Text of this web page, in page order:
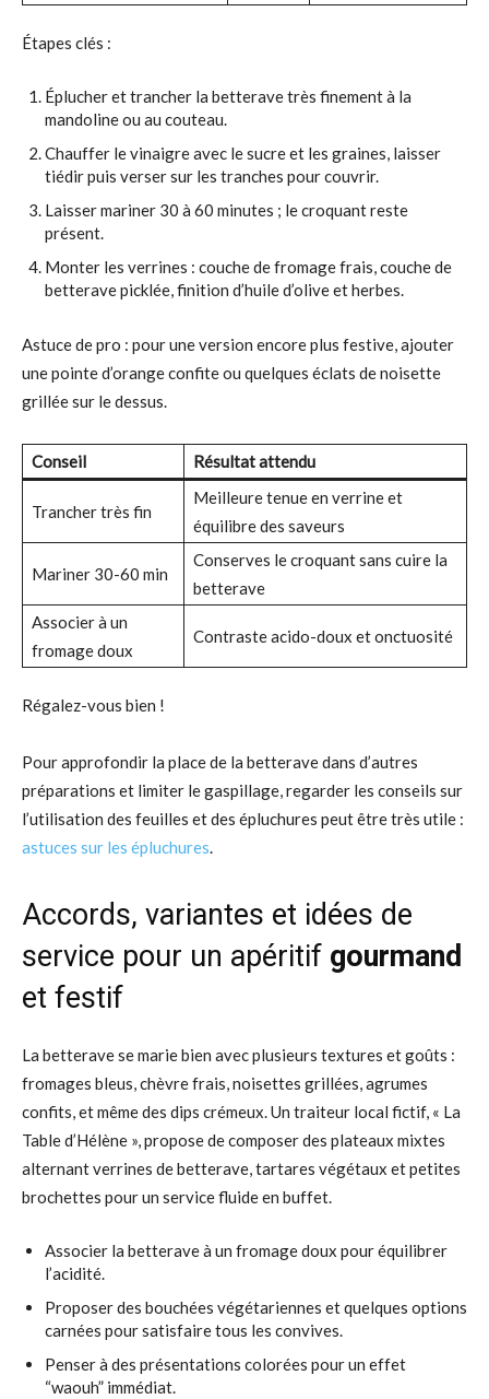
Étapes clés :
Éplucher et trancher la betterave très finement à la
mandoline ou au couteau.
Chauffer le vinaigre avec le sucre et les graines, laisser
tiédir puis verser sur les tranches pour couvrir.
Laisser mariner 30 à 60 minutes ; le croquant reste
présent.
Monter les verrines : couche de fromage frais, couche de
betterave picklée, finition d’huile d’olive et herbes.
Astuce de pro : pour une version encore plus festive, ajouter
une pointe d’orange confite ou quelques éclats de noisette
grillée sur le dessus.
Conseil Résultat attendu
Trancher très fin
Meilleure tenue en verrine et
équilibre des saveurs
Mariner 30-60 min
Conserves le croquant sans cuire la
betterave
Associer à un
fromage doux
Contraste acido-doux et onctuosité
Régalez-vous bien !
Pour approfondir la place de la betterave dans d’autres
préparations et limiter le gaspillage, regarder les conseils sur
l’utilisation des feuilles et des épluchures peut être très utile :
astuces sur les épluchures.
Accords, variantes et idées de
service pour un apéritif gourmand
et festif
La betterave se marie bien avec plusieurs textures et goûts :
fromages bleus, chèvre frais, noisettes grillées, agrumes
confits, et même des dips crémeux. Un traiteur local fictif, « La
Table d’Hélène », propose de composer des plateaux mixtes
alternant verrines de betterave, tartares végétaux et petites
brochettes pour un service fluide en buffet.
Associer la betterave à un fromage doux pour équilibrer
l’acidité.
Proposer des bouchées végétariennes et quelques options
carnées pour satisfaire tous les convives.
Penser à des présentations colorées pour un effet
“waouh” immédiat.